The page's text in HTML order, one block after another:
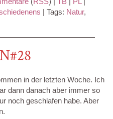
| Tags: Natur,
in der letzten Woche. Ich
dann danach aber immer so
noch geschlafen habe. Aber